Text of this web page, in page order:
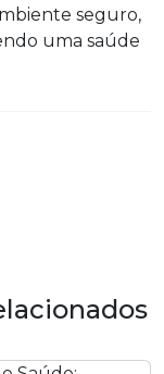
seguro,
uma saúde